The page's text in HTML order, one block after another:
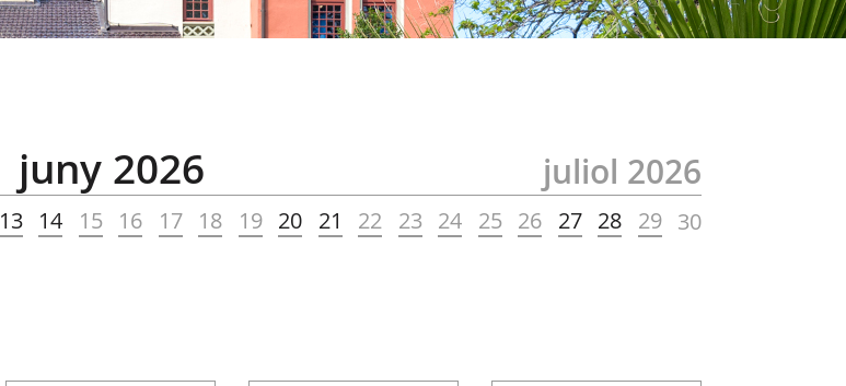
juliol 2026
juny 2026
13 14 15 16 17 18 19 20 21 22 23 24 25 26 27 28 29 30